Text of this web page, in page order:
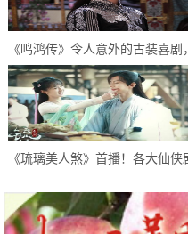
《鸣鸿传》令人意外的古装喜剧，
逗趣中感悟人生，开启喜剧新模
《琉璃美人煞》首播！各大仙侠